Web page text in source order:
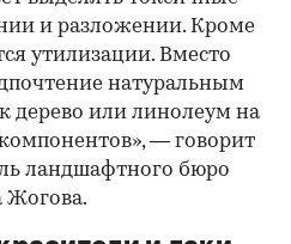
и разложении. Кроме
утилизации. Вместо
натуральным
дерево или линолеум на
— говорит
ландшафтного бюро
Жогова.